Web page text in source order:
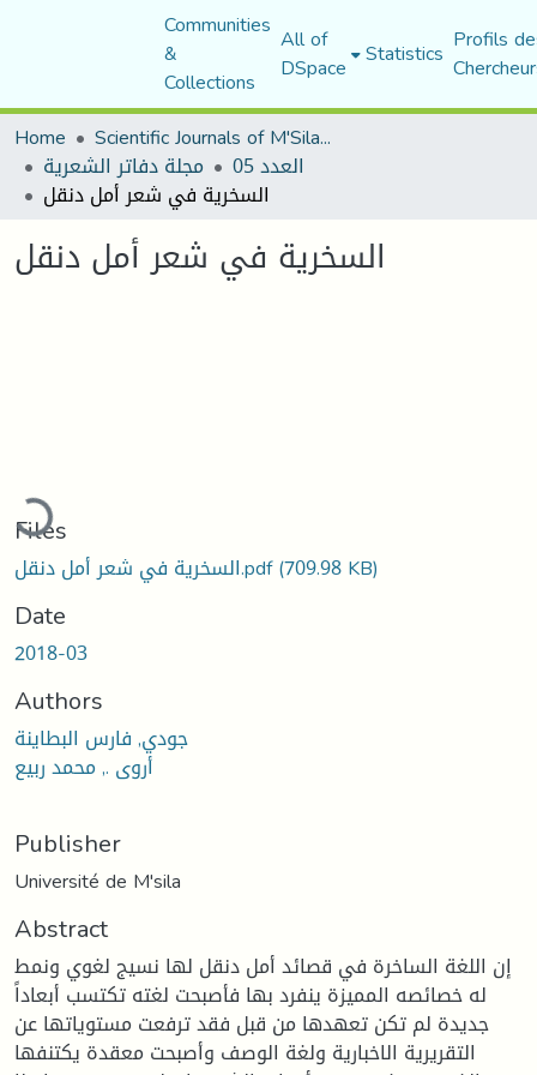
Communities
&
Collections
All of
DSpace Statistics Profils
Home
Scientific Journals of M'Sila University
مجلة دفاتر الشعرية العدد 05
السخرية في شعر أمل دنقل
السخرية في شعر أمل دنقل
Files
السخرية في شعر أمل دنقل.pdf(709.98 KB)
Date
2018-03
Authors
جودي, فارس البطاينة
أروى ., محمد ربيع
Publisher
Université de M'sila
Abstract
إن اللغة الساخرة في قصائد أمل دنقل لها نسيج لغوي ونمط
له خصائصه المميزة ينفرد بها فأصبحت لغته تكتسب أبعاداً
جديدة لم تكن تعهدها من قبل فقد ترفعت مستوياتها عن
التقريرية الاخبارية ولغة الوصف وأصبحت معقدة يكتنفها